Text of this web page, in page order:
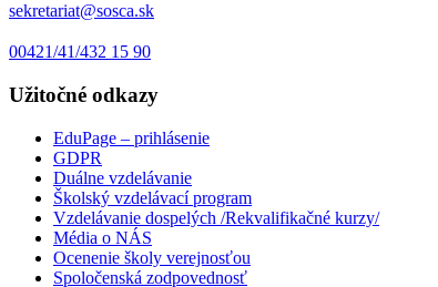
sekretariat@sosca.sk
00421/41/432 15 90
Užitočné odkazy
EduPage – prihlásenie
GDPR
Duálne vzdelávanie
Školský vzdelávací program
Vzdelávanie dospelých /Rekvalifikačné kurzy/
Média o NÁS
Ocenenie školy verejnosťou
Spoločenská zodpovednosť